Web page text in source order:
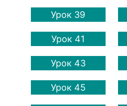
Урок 39
Урок 41
Урок 43
Урок 45